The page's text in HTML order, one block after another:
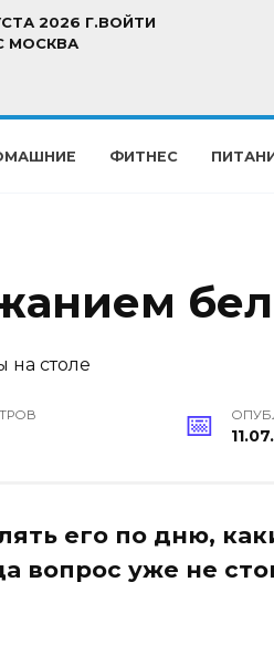
2026 Г.ВОЙТИ
МОСКВА
ФИТНЕС
его по дню,
вопрос уже не